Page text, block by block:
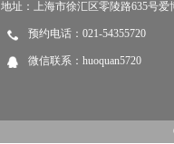
地址：上海市徐汇区零陵路635号爱
预约电话：021-54355720
微信联系：huoquan5720